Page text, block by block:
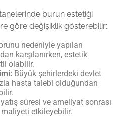
burun estetiği
göre değişiklik gösterebilir:
nedeniyle yapılan
karşılanırken, estetik
olabilir.
Büyük şehirlerdeki devlet
hasta talebi olduğundan
süresi ve ameliyat sonrası
etkileyebilir.